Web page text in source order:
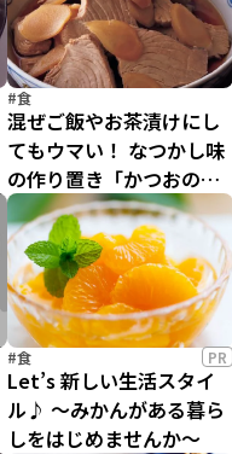
#食
混ぜご飯やお茶漬けにし
てもウマい！ なつかし味
の作り置き「かつおのし
ぐれ煮」
PR
#食
Let’s 新しい生活スタイ
ル♪ ～みかんがある暮ら
しをはじめませんか～